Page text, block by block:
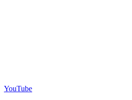
YouTube